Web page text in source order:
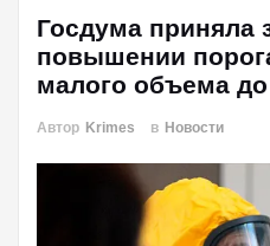
Госдума приняла
повышении
малого объема
Автор Krimes в Новости